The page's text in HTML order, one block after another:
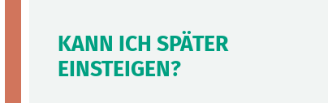
KANN ICH SPÄTER
EINSTEIGEN?